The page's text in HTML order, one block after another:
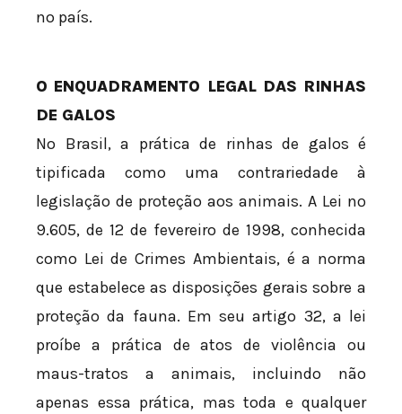
no país.
O ENQUADRAMENTO LEGAL DAS RINHAS
DE GALOS
No Brasil, a prática de rinhas de galos é
tipificada como uma contrariedade à
legislação de proteção aos animais. A Lei nº
9.605, de 12 de fevereiro de 1998, conhecida
como Lei de Crimes Ambientais, é a norma
que estabelece as disposições gerais sobre a
proteção da fauna. Em seu artigo 32, a lei
proíbe a prática de atos de violência ou
maus-tratos a animais, incluindo não
apenas essa prática, mas toda e qualquer